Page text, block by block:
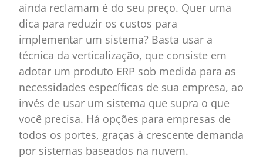
ainda reclamam é do seu preço. Quer uma
dica para reduzir os custos para
implementar um sistema? Basta usar a
técnica da verticalização, que consiste em
adotar um produto ERP sob medida para as
necessidades específicas de sua empresa, ao
invés de usar um sistema que supra o que
você precisa. Há opções para empresas de
todos os portes, graças à crescente demanda
por sistemas baseados na nuvem.